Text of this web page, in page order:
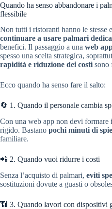
Quando ha senso abbandonare i
flessibile
Non tutti i ristoranti hanno le stesse
continuare a usare palmari
benefici. Il passaggio a una web
spesso una scelta strategica,
rapidità e riduzione dei costi sono
Ecco quando ha senso fare il salto:
🔄 1. Quando il personale cambia
Con una web app non devi formare
rigido. Bastano pochi minuti di
familiare.
📲 2. Quando vuoi ridurre i costi
Senza l’acquisto di palmari, eviti
sostituzioni dovute a guasti o
📶 3. Quando lavori con dispositivi